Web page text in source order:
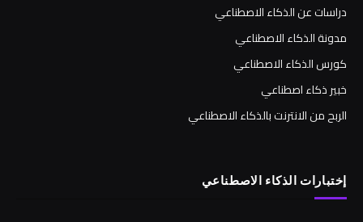
دراسات عن الذكاء الاصطناعي
مدونة الذكاء الاصطناعي
كورس الذكاء الاصطناعي
خبير ذكاء اصطناعي
الربح من الانترنت بالذكاء الاصطناعي
إختبارات الذكاء الاصطناعي